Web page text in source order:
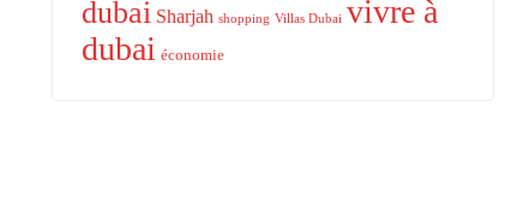
dubai Sharjah shopping Villas Dubai vivre à
dubai économie